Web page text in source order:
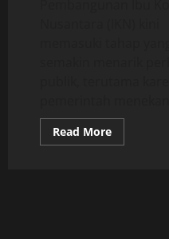
Read MoreRead
more